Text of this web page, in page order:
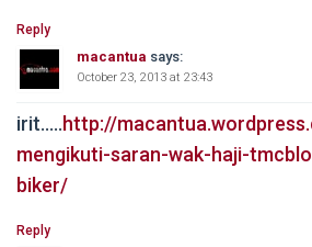
Reply
macantua says:
October 23, 2013 at 23:43
irit…..http://
mengikuti-saran-wak-haji-
biker/
Reply